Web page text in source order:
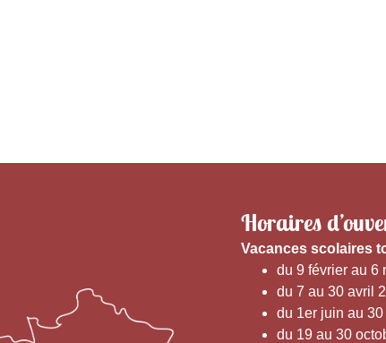
Horaires
Vacances scolaires
du 9 février au 6
du 7 au 30 avril
du 1er juin au
du 19 au 30